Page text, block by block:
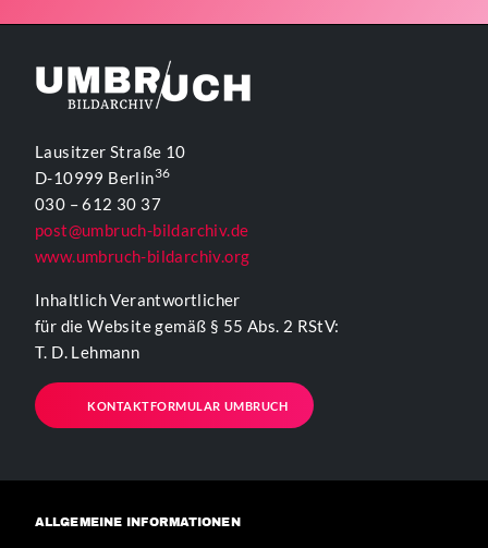
Lausitzer Straße 10
D-10999 Berlin36
030 – 612 30 37
post@umbruch-bildarchiv.de
www.umbruch-bildarchiv.org
Inhaltlich Verantwortlicher
für die Website gemäß § 55 Abs. 2 RStV:
T. D. Lehmann
KONTAKTFORMULAR UMBRUCH
ALLGEMEINE INFORMATIONEN